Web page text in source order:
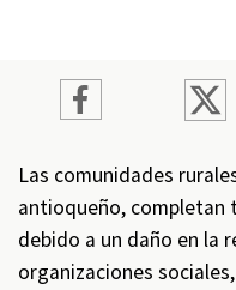
Las comunidades
antioqueño, completan
debido a un daño en la
organizaciones